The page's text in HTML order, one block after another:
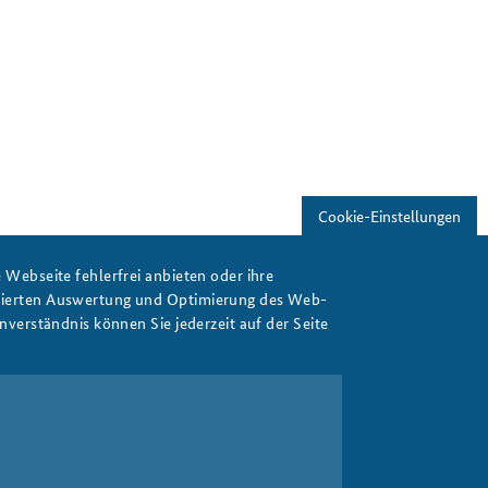
Cookie-Einstellungen
Webseite fehlerfrei anbieten oder ihre
Auswertung und Optimierung des Web-
können Sie jederzeit auf der Seite